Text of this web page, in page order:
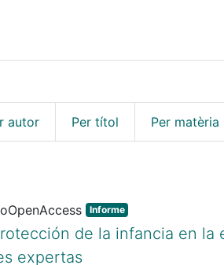
autor Per títol Per matèria
Informe
de la infancia en la
expertas